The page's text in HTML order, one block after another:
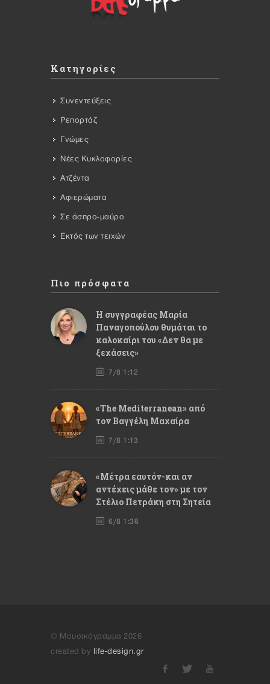
Κατηγορίες
Συνεντεύξεις
Ρεπορτάζ
Γνώμες
Νέες Κυκλοφορίες
Ατζέντα
Αφιερώματα
Σε άσπρο-μαύρο
Εκτός των τειχών
Πιο πρόσφατα
Η συγγραφέας Μαρία
Παναγοπούλου θυμάται το
καλοκαίρι του «Δεν θα με
ξεχάσεις»
7/8 1:12
«The Mediterranean» από
τον Βαγγέλη Μαχαίρα
7/8 1:13
«Μέτρα εαυτόν-και αν
αντέχεις μάθε τον» με τον
Στέλιο Πετράκη στη Σητεία
6/8 1:36
© Μουσικόγραμμα 2026
created by
life-design.gr